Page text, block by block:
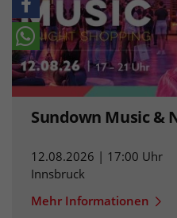
Sundown Music &
12.08.2026 | 17:00 Uhr
Innsbruck
Mehr Informationen